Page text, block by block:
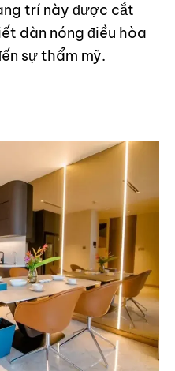
trí này được cắt
dàn nóng điều hòa
sự thẩm mỹ.